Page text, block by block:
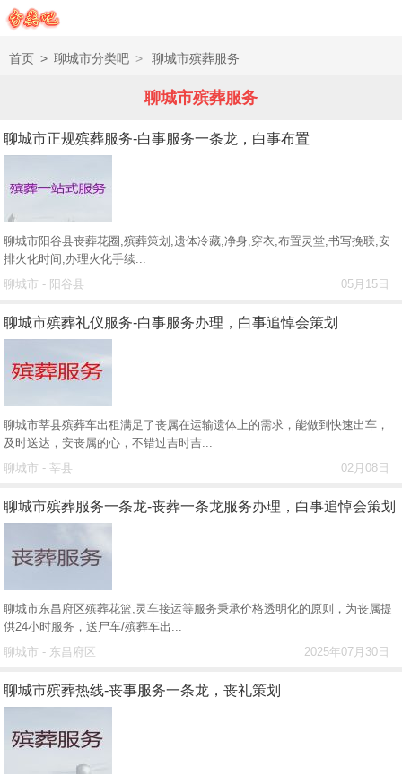
首页 > 聊城市分类吧 > 聊城市殡葬服务
聊城市殡葬服务
聊城市正规殡葬服务-白事服务一条龙，白事布置
聊城市阳谷县丧葬花圈,殡葬策划,遗体冷藏,净身,穿衣,布置灵堂,书写挽联,安
排火化时间,办理火化手续...
05月15日
聊城市 - 阳谷县
聊城市殡葬礼仪服务-白事服务办理，白事追悼会策划
聊城市莘县殡葬车出租满足了丧属在运输遗体上的需求，能做到快速出车，
及时送达，安丧属的心，不错过吉时吉...
02月08日
聊城市 - 莘县
聊城市殡葬服务一条龙-丧葬一条龙服务办理，白事追悼会策划
聊城市东昌府区殡葬花篮,灵车接运等服务秉承价格透明化的原则，为丧属提
供24小时服务，送尸车/殡葬车出...
2025年07月30日
聊城市 - 东昌府区
聊城市殡葬热线-丧事服务一条龙，丧礼策划